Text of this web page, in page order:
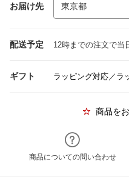
お届け先
配送予定 12時までの注文で当
ギフト ラッピング対応／ラ
商品を
商品についての問い合わせ